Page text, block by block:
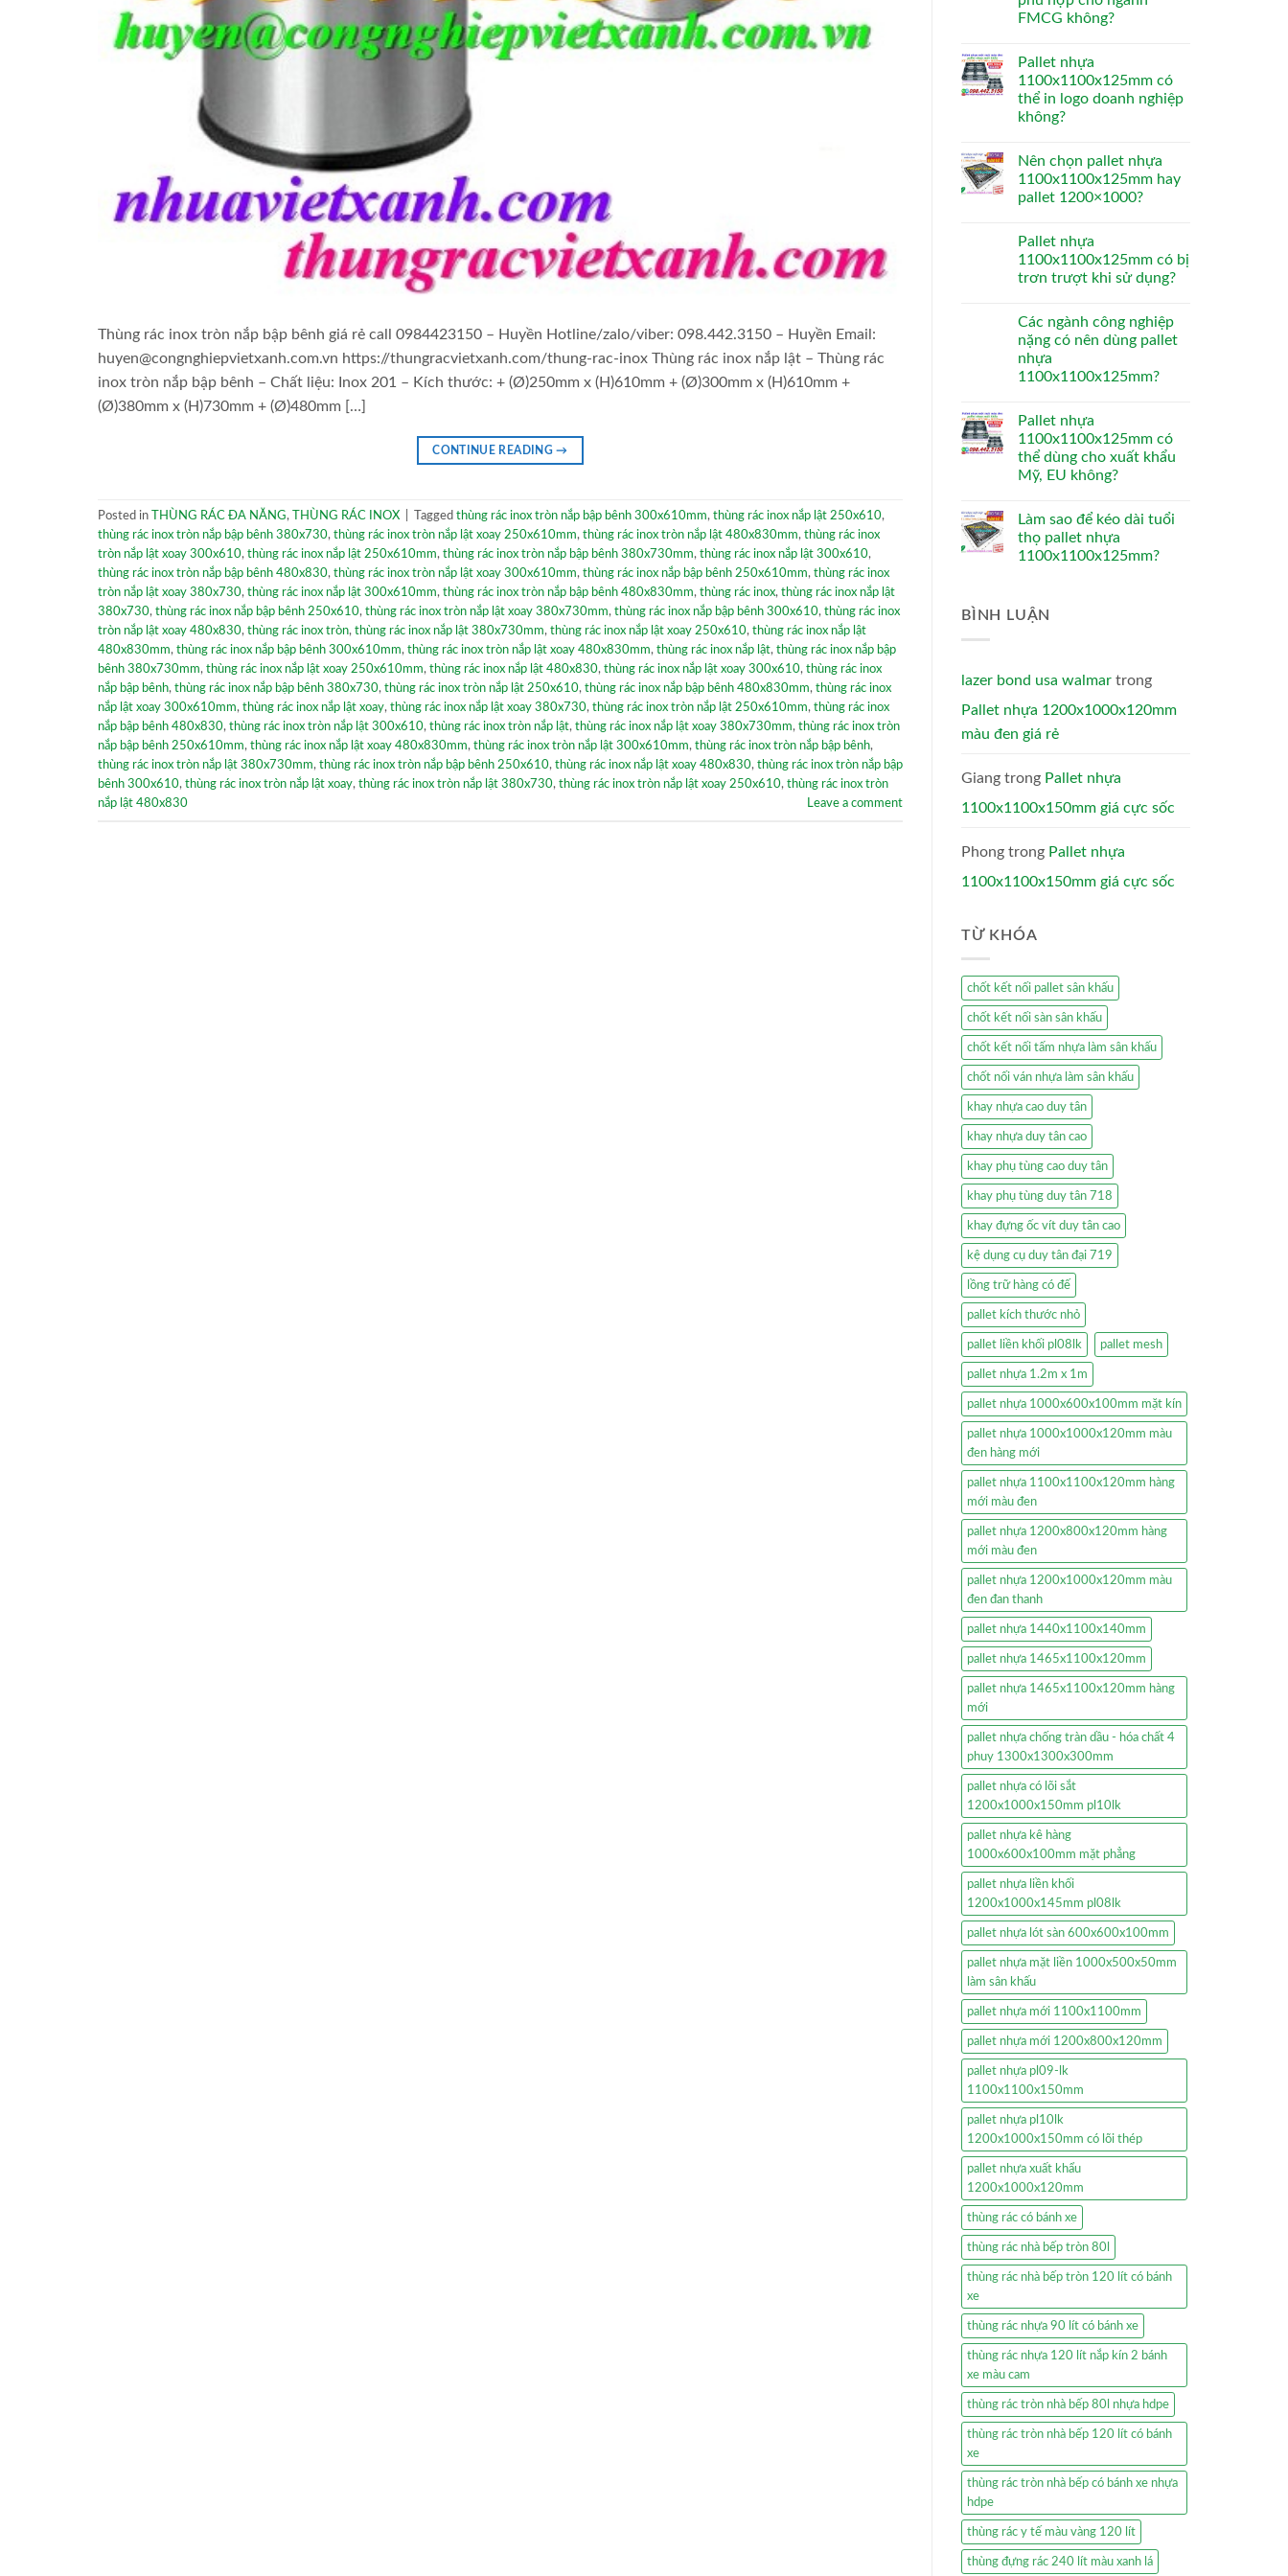
Thùng rác inox tròn nắp bập bênh giá rẻ call 0984423150 – Huyền Hotline/zalo/viber: 098.442.3150 – Huyền Email:
huyen@congnghiepvietxanh.com.vn https://thungracvietxanh.com/thung-rac-inox Thùng rác inox nắp lật – Thùng rác
inox tròn nắp bập bênh – Chất liệu: Inox 201 – Kích thước: + (Ø)250mm x (H)610mm + (Ø)300mm x (H)610mm +
(Ø)380mm x (H)730mm + (Ø)480mm […]
CONTINUE READING→
Posted in THÙNG RÁC ĐA NĂNG, THÙNG RÁC INOX Tagged thùng rác inox tròn nắp bập bênh 300x610mm, thùng rác inox nắp lật 250x610,
thùng rác inox tròn nắp bập bênh 380x730, thùng rác inox tròn nắp lật xoay 250x610mm, thùng rác inox tròn nắp lật 480x830mm, thùng rác inox
tròn nắp lật xoay 300x610, thùng rác inox nắp lật 250x610mm, thùng rác inox tròn nắp bập bênh 380x730mm, thùng rác inox nắp lật 300x610,
thùng rác inox tròn nắp bập bênh 480x830, thùng rác inox tròn nắp lật xoay 300x610mm, thùng rác inox nắp bập bênh 250x610mm, thùng rác inox
tròn nắp lật xoay 380x730, thùng rác inox nắp lật 300x610mm, thùng rác inox tròn nắp bập bênh 480x830mm, thùng rác inox, thùng rác inox nắp lật
380x730, thùng rác inox nắp bập bênh 250x610, thùng rác inox tròn nắp lật xoay 380x730mm, thùng rác inox nắp bập bênh 300x610, thùng rác inox
tròn nắp lật xoay 480x830, thùng rác inox tròn, thùng rác inox nắp lật 380x730mm, thùng rác inox nắp lật xoay 250x610, thùng rác inox nắp lật
480x830mm, thùng rác inox nắp bập bênh 300x610mm, thùng rác inox tròn nắp lật xoay 480x830mm, thùng rác inox nắp lật, thùng rác inox nắp bập
bênh 380x730mm, thùng rác inox nắp lật xoay 250x610mm, thùng rác inox nắp lật 480x830, thùng rác inox nắp lật xoay 300x610, thùng rác inox
nắp bập bênh, thùng rác inox nắp bập bênh 380x730, thùng rác inox tròn nắp lật 250x610, thùng rác inox nắp bập bênh 480x830mm, thùng rác inox
nắp lật xoay 300x610mm, thùng rác inox nắp lật xoay, thùng rác inox nắp lật xoay 380x730, thùng rác inox tròn nắp lật 250x610mm, thùng rác inox
nắp bập bênh 480x830, thùng rác inox tròn nắp lật 300x610, thùng rác inox tròn nắp lật, thùng rác inox nắp lật xoay 380x730mm, thùng rác inox tròn
nắp bập bênh 250x610mm, thùng rác inox nắp lật xoay 480x830mm, thùng rác inox tròn nắp lật 300x610mm, thùng rác inox tròn nắp bập bênh,
thùng rác inox tròn nắp lật 380x730mm, thùng rác inox tròn nắp bập bênh 250x610, thùng rác inox nắp lật xoay 480x830, thùng rác inox tròn nắp bập
bênh 300x610, thùng rác inox tròn nắp lật xoay, thùng rác inox tròn nắp lật 380x730, thùng rác inox tròn nắp lật xoay 250x610, thùng rác inox tròn
nắp lật 480x830
Leave a comment
FMCG không?
Pallet nhựa
1100x1100x125mm có
thể in logo doanh nghiệp
không?
Nên chọn pallet nhựa
1100x1100x125mm hay
pallet 1200×1000?
Pallet nhựa
1100x1100x125mm có bị
trơn trượt khi sử dụng?
Các ngành công nghiệp
nặng có nên dùng pallet
nhựa
1100x1100x125mm?
Pallet nhựa
1100x1100x125mm có
thể dùng cho xuất khẩu
Mỹ, EU không?
Làm sao để kéo dài tuổi
thọ pallet nhựa
1100x1100x125mm?
BÌNH LUẬN
lazer bond usa walmar trong
Pallet nhựa 1200x1000x120mm
màu đen giá rẻ
Giang trong Pallet nhựa
1100x1100x150mm giá cực sốc
Phong trong Pallet nhựa
1100x1100x150mm giá cực sốc
TỪ KHÓA
chốt kết nối pallet sân khấu
chốt kết nối sàn sân khấu
chốt kết nối tấm nhựa làm sân khấu
chốt nối ván nhựa làm sân khấu
khay nhựa cao duy tân
khay nhựa duy tân cao
khay phụ tùng cao duy tân
khay phụ tùng duy tân 718
khay đựng ốc vít duy tân cao
kệ dụng cụ duy tân đại 719
lồng trữ hàng có đế
pallet kích thước nhỏ
pallet liền khối pl08lk pallet mesh
pallet nhựa 1.2m x 1m
pallet nhựa 1000x600x100mm mặt kín
pallet nhựa 1000x1000x120mm màu
đen hàng mới
pallet nhựa 1100x1100x120mm hàng
mới màu đen
pallet nhựa 1200x800x120mm hàng
mới màu đen
pallet nhựa 1200x1000x120mm màu
đen đan thanh
pallet nhựa 1440x1100x140mm
pallet nhựa 1465x1100x120mm
pallet nhựa 1465x1100x120mm hàng
mới
pallet nhựa chống tràn dầu - hóa chất 4
phuy 1300x1300x300mm
pallet nhựa có lõi sắt
1200x1000x150mm pl10lk
pallet nhựa kê hàng
1000x600x100mm mặt phẳng
pallet nhựa liền khối
1200x1000x145mm pl08lk
pallet nhựa lót sàn 600x600x100mm
pallet nhựa mặt liền 1000x500x50mm
làm sân khấu
pallet nhựa mới 1100x1100mm
pallet nhựa mới 1200x800x120mm
pallet nhựa pl09-lk
1100x1100x150mm
pallet nhựa pl10lk
1200x1000x150mm có lõi thép
pallet nhựa xuất khẩu
1200x1000x120mm
thùng rác có bánh xe
thùng rác nhà bếp tròn 80l
thùng rác nhà bếp tròn 120 lít có bánh
xe
thùng rác nhựa 90 lít có bánh xe
thùng rác nhựa 120 lít nắp kín 2 bánh
xe màu cam
thùng rác tròn nhà bếp 80l nhựa hdpe
thùng rác tròn nhà bếp 120 lít có bánh
xe
thùng rác tròn nhà bếp có bánh xe nhựa
hdpe
thùng rác y tế màu vàng 120 lít
thùng đựng rác 240 lít màu xanh lá